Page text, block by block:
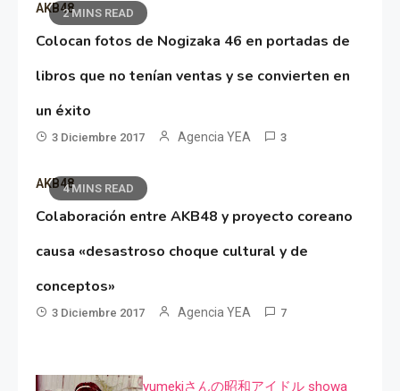
2 MINS READ
AKB48
Colocan fotos de Nogizaka 46 en portadas de
libros que no tenían ventas y se convierten en
un éxito
3 Diciembre 2017 Agencia YEA 3
4 MINS READ
AKB48
Colaboración entre AKB48 y proyecto coreano
causa «desastroso choque cultural y de
conceptos»
3 Diciembre 2017 Agencia YEA 7
yumekiさんの昭和アイドル showa